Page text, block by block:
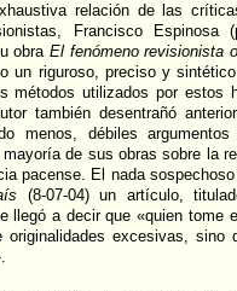
relación de las
Francisco Espinosa
obra El fenómeno revisionista
un riguroso, preciso y
métodos utilizados por estos
también desentrañó
menos, débiles
de sus obras sobre la
pacense. El nada
(8-07-04) un artículo,
llegó a decir que «quien tome
originalidades excesivas, sino